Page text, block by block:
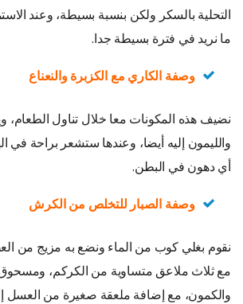
التحلية بالسكر ولكن بنسبة بسيطة، وعند
ما نريد في فترة بسيطة جدا.
وصفة الكاري مع الكزبرة والنعناع
نضيف هذه المكونات معا خلال تناول الطعام،
والليمون إليه أيضا، وعندها ستشعر براحة
أي دهون في البطن.
وصفة الصبار للتخلص من الكرش
نقوم بغلي كوب من الماء ونضع به مزيج من
مع ثلاث ملاعق متساوية من الكركم، ومسحوق
والكمون، مع إضافة ملعقة صغيرة من العسل